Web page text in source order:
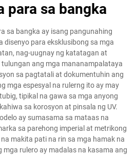
para sa bangka
sa bangka ay isang pangunahing
disenyo para eksklusibong sa mga
nag-uugnay ng katatagan at
ang mga mananampalataya
sa pagtatali at dokumentuhin ang
mga espesyal na rulerng ito ay may
tipikal na gawa sa mga anyong
sa korosyon at pinsala ng UV.
ay sumasama sa mataas na
sa parehong imperial at metrikong
makita pati na rin sa mga hamak na
mga rulero ay madalas na kasama ang